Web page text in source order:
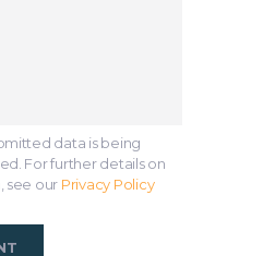
data is being
For further details on
see our Privacy Policy